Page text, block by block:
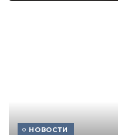
НОВОСТИ